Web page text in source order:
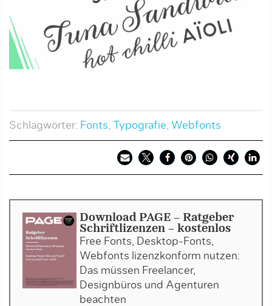
Schlagwörter: Fonts, Typografie, Webfonts
Download PAGE - Ratgeber
Schriftlizenzen - kostenlos
Free Fonts, Desktop-Fonts,
Webfonts lizenzkonform nutzen:
Das müssen Freelancer,
Designbüros und Agenturen
beachten